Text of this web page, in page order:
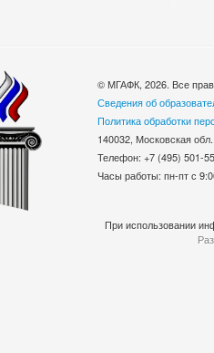
© МГАФК, 2026. Все
Сведения об
Политика обработки
140032, Московская
Телефон: +7 (495)
Часы работы: пн-пт с
При использовании